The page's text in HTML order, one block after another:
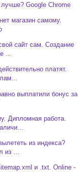
лучше? Google Chrome
магазин самому.
сайт сам. Создание
...
платят.
выплатили бонус за
Дипломная работа.
из индекса?
из ...
и .txt. Online -